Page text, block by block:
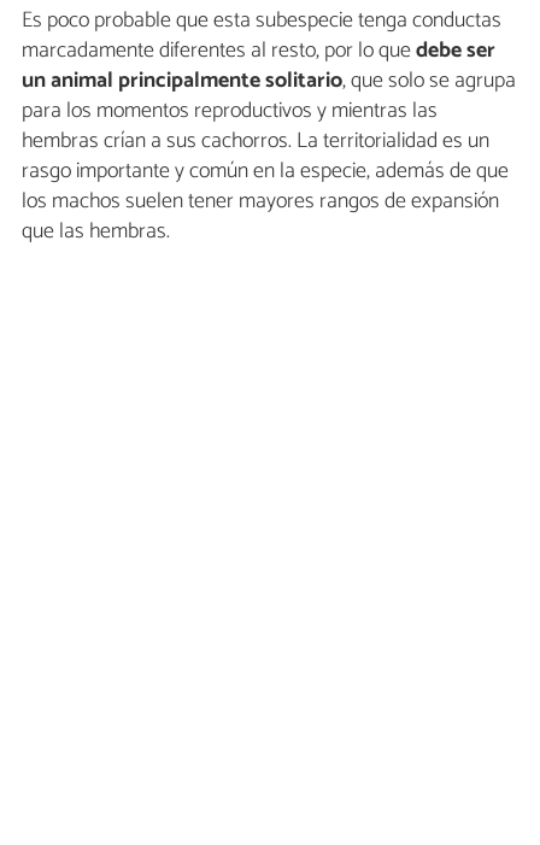
Es poco probable que esta subespecie tenga conductas
marcadamente diferentes al resto, por lo quedebe ser
un animal principalmente solitario, que solo se agrupa
para los momentos reproductivos y mientras las
hembras crían a sus cachorros. La territorialidad es un
rasgo importante y común en la especie, además de que
los machos suelen tener mayores rangos de expansión
que las hembras.